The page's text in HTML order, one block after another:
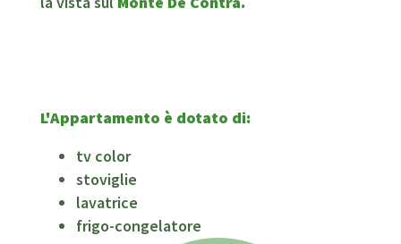
L'Appartamento è dotato di:
tv color
stoviglie
lavatrice
frigo-congelatore